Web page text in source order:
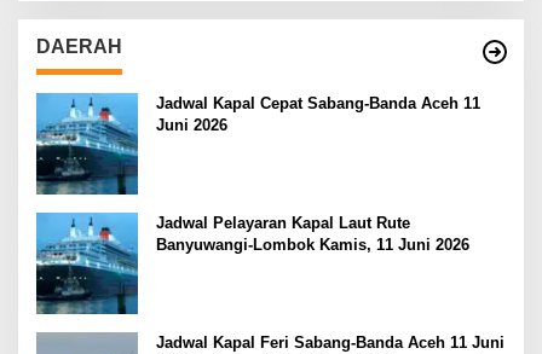
DAERAH
Jadwal Kapal Cepat Sabang-Banda Aceh 11
Juni 2026
Jadwal Pelayaran Kapal Laut Rute
Banyuwangi-Lombok Kamis, 11 Juni 2026
Jadwal Kapal Feri Sabang-Banda Aceh 11 Juni